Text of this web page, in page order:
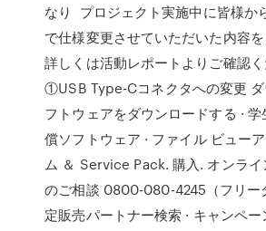
なり プロジェクト実施中に皆様か
で仕様変更させていただいた内容を
詳しくは活動レポートよりご確認く
①USB Type-Cコネクタへの変更 ダ
フトウェアをダウンロードする ·
償ソフトウェア · ファイル ビュー
ム ＆ Service Pack. 購入. オンライ
のご相談 0800-080-4245（フリー
定販売パートナー検索 · キャンペー